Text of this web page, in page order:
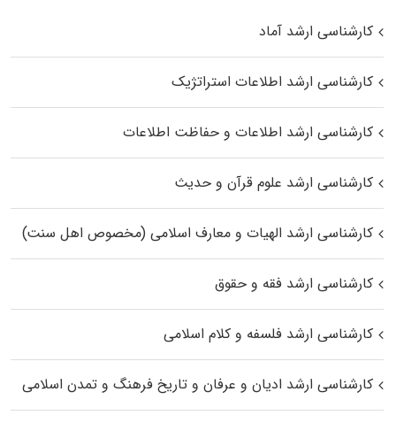
کارشناسی ارشد آماد
کارشناسی ارشد اطلاعات استراتژیک
کارشناسی ارشد اطلاعات و حفاظت اطلاعات
کارشناسی ارشد علوم قرآن و حدیث
کارشناسی ارشد الهیات و معارف اسلامی (مخصوص اهل سنت)
کارشناسی ارشد فقه و حقوق
کارشناسی ارشد فلسفه و کلام اسلامی
کارشناسی ارشد ادیان و عرفان و تاریخ فرهنگ و تمدن اسلامی